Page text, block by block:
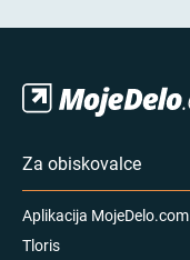
Za obiskovalce
Aplikacija MojeDelo.com
Tloris